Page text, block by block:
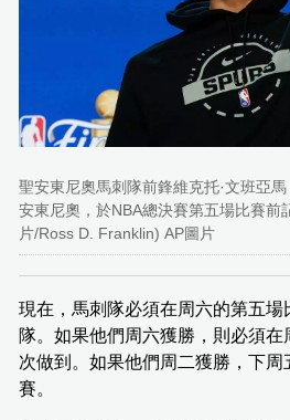
聖安東尼奧馬刺隊前鋒維克托·文班亞
安東尼奧，於NBA總決賽第五場比賽前
片/Ross D. Franklin) AP圖片
現在，馬刺隊必須在周六的第五場
隊。如果他們周六獲勝，則必須
次做到。如果他們周二獲勝，下周
賽。